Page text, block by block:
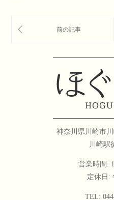
神奈川県川崎市
川崎駅
営業時間:
定休日:
TEL: